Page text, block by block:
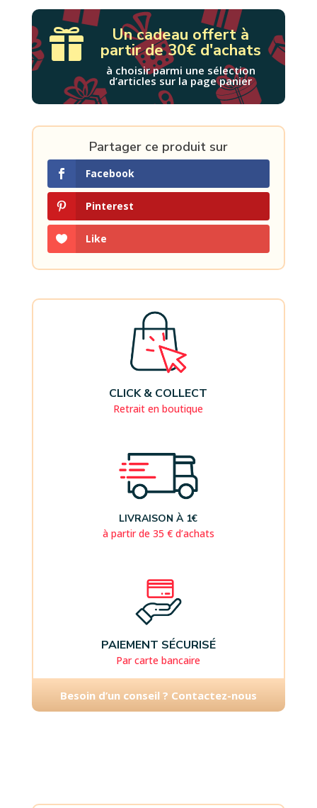
1
TOMEK
VOL01 Un cadeau offert à
partir de 30€ d'achats
à choisir parmi une sélection
d’articles sur la page panier
Partager ce produit sur
Facebook
Pinterest
Like
CLICK & COLLECT
Retrait en boutique
LIVRAISON À 1€
à partir de 35 € d’achats
PAIEMENT SÉCURISÉ
Par carte bancaire
Besoin d’un conseil ? Contactez-nous